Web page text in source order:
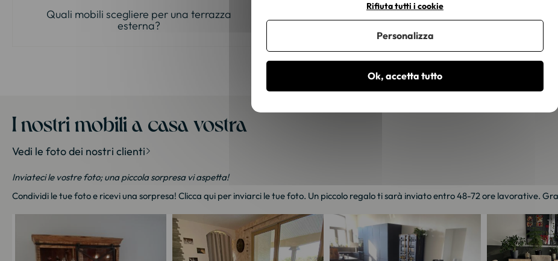
Quali mobili scegliere per una terrazza
esterna?
Quale colore scegliere per il vostro divano?
I nostri mobili a casa vostra
Vedi le foto dei nostri clienti
Inviateci le vostre foto; una piccola sorpresa vi aspetta!
Condividi le tue foto e ricevi una sorpresa! Clicca qui per inviarci le tue foto. Un piccolo regalo ti sarà inviato entro 48-72 ore lavorative.
Ok, accetta tutto
Rifiuta tutti i cookie
Personalizza